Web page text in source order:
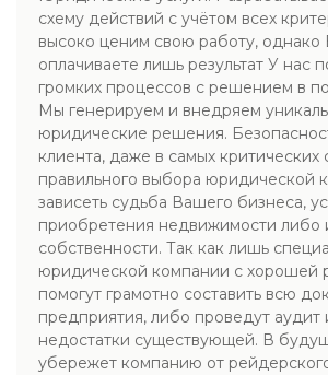
схему действий с учётом всех
высоко ценим свою работу, однако
оплачиваете лишь результат У нас
громких процессов с решением в
Мы генерируем и внедряем
юридические решения.
клиента, даже в самых критических
правильного выбора юридической
зависеть судьба Вашего бизнеса,
приобретения недвижимости либо
собственности. Так как лишь
юридической компании с хорошей
помогут грамотно составить всю
предприятия, либо проведут аудит
недостатки существующей. В
убережет компанию от